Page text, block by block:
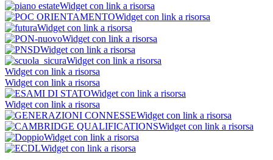
Widget con link a risorsa
Widget con link a risorsa
Widget con link a risorsa
Widget con link a risorsa
Widget con link a risorsa
Widget con link a risorsa
Widget con link a risorsa
Widget con link a risorsa
Widget con link a risorsa
Widget con link a risorsa
Widget con link a risorsa
Widget con link a risorsa
Widget con link a risorsa
Widget con link a risorsa